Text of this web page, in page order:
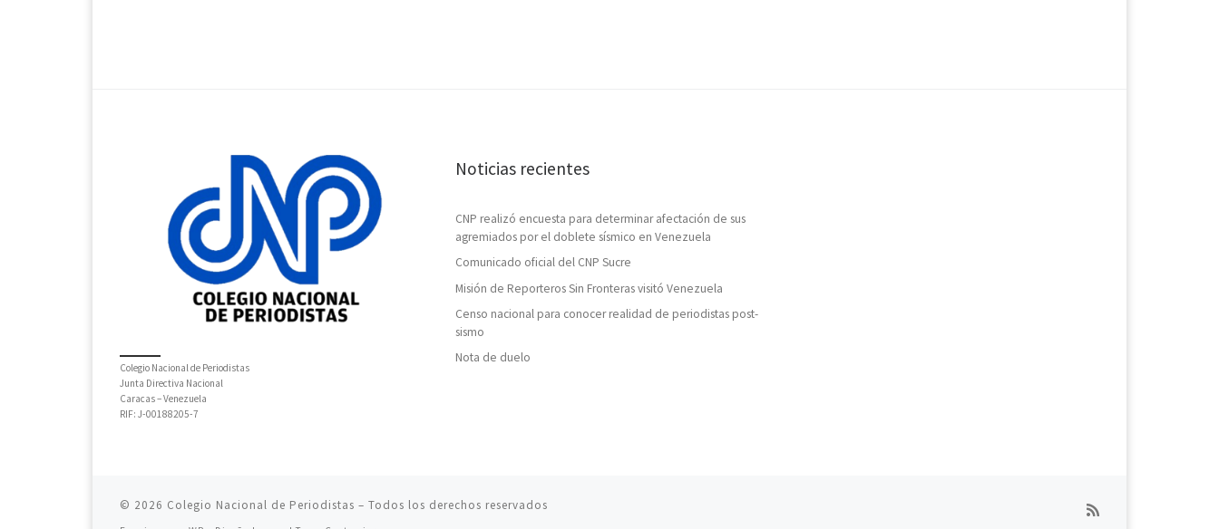
Colegio Nacional de Periodistas
Junta Directiva Nacional
Caracas – Venezuela
RIF: J-00188205-7
Noticias recientes
CNP realizó encuesta para determinar afectación de sus
agremiados por el doblete sísmico en Venezuela
Comunicado oficial del CNP Sucre
Misión de Reporteros Sin Fronteras visitó Venezuela
Censo nacional para conocer realidad de periodistas post-
sismo
Nota de duelo
© 2026 Colegio Nacional de Periodistas – Todos los derechos reservados